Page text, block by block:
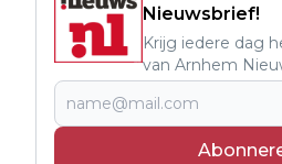
Nieuwsbrief!
Krijg iedere dag
van Arnhem